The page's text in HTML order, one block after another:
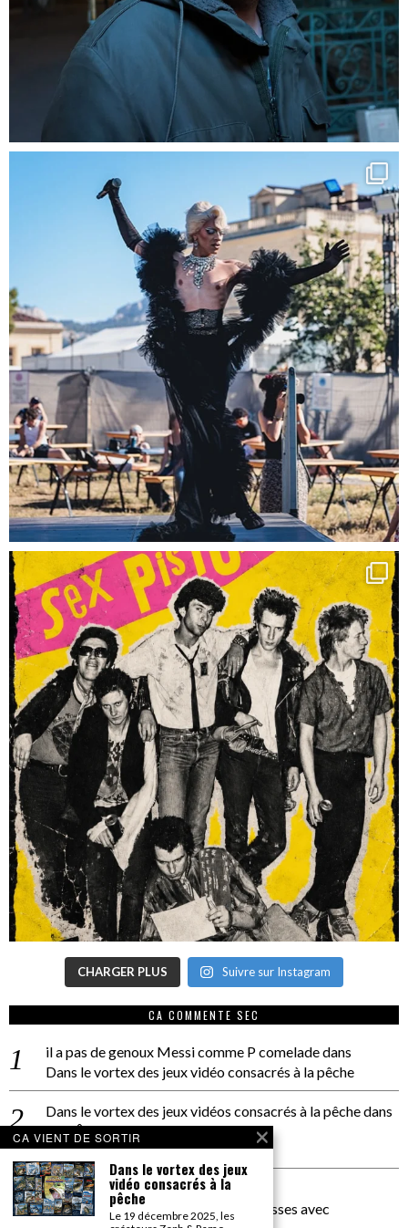
CHARGER PLUS Suivre sur Instagram
CA COMMENTE SEC
il a pas de genoux Messi comme P comeladedans
Dans le vortex des jeux vidéo consacrés à la pêche
Dans le vortex des jeux vidéos consacrés à la pêchedans
PACÔME THIELLEMENT
La séance d’Hip Gnose
La Patrie
dans
On a parlé Dolce Vita et lutte des classes avec
CA VIENT DE SORTIR
Dans le vortex des jeux
vidéo consacrés à la
pêche
Le 19 décembre 2025, les